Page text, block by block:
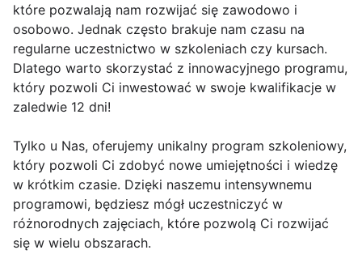
które pozwalają nam rozwijać się zawodowo i
osobowo. Jednak często brakuje nam czasu na
regularne uczestnictwo w szkoleniach czy kursach.
Dlatego warto skorzystać z innowacyjnego programu,
który pozwoli Ci inwestować w swoje kwalifikacje w
zaledwie 12 dni!
Tylko u Nas, oferujemy unikalny program szkoleniowy,
który pozwoli Ci zdobyć nowe umiejętności i wiedzę
w krótkim czasie. Dzięki naszemu intensywnemu
programowi, będziesz mógł uczestniczyć w
różnorodnych zajęciach, które pozwolą Ci rozwijać
się w wielu obszarach.